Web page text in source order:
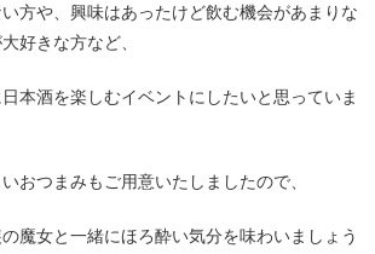
方や、興味はあったけど飲む機会があまりな
好きな方など、
本酒を楽しむイベントにしたいと思っていま
おつまみもご用意いたしましたので、
魔女と一緒にほろ酔い気分を味わいましょう